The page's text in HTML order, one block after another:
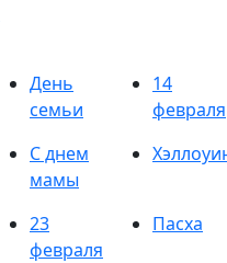
День
семьи
14
февраля
С днем
мамы
23
февраля
Пасха